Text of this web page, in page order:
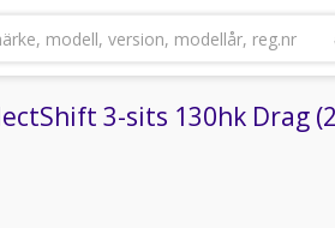
modell, version, modellår, reg.nr
3-sits 130hk Drag